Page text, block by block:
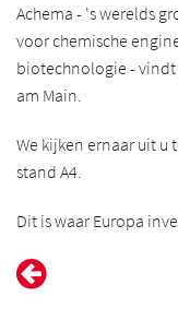
Achema - 's werelds
voor chemische
biotechnologie - vindt
am Main.
We kijken ernaar uit u
stand A4.
Dit is waar Europa